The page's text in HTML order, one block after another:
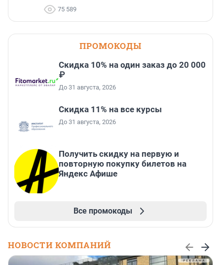
75 589
ПРОМОКОДЫ
Скидка 10% на один заказ до 20 000
₽
До 31 августа, 2026
Скидка 11% на все курсы
До 31 августа, 2026
Получить скидку на первую и
повторную покупку билетов на
Яндекс Афише
Все промокоды
НОВОСТИ КОМПАНИЙ